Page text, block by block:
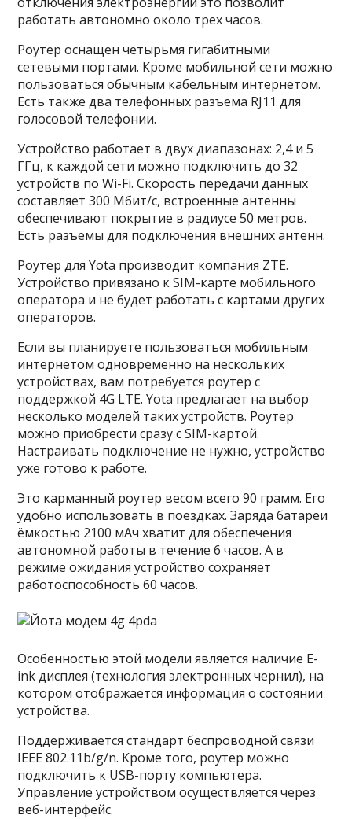
работать автономно около трех часов.
Роутер оснащен четырьмя гигабитными
сетевыми портами. Кроме мобильной сети можно
пользоваться обычным кабельным интернетом.
Есть также два телефонных разъема RJ11 для
голосовой телефонии.
Устройство работает в двух диапазонах: 2,4 и 5
ГГц, к каждой сети можно подключить до 32
устройств по Wi-Fi. Скорость передачи данных
составляет 300 Мбит/с, встроенные антенны
обеспечивают покрытие в радиусе 50 метров.
Есть разъемы для подключения внешних антенн.
Роутер для Yota производит компания ZTE.
Устройство привязано к SIM-карте мобильного
оператора и не будет работать с картами других
операторов.
Если вы планируете пользоваться мобильным
интернетом одновременно на нескольких
устройствах, вам потребуется роутер с
поддержкой 4G LTE. Yota предлагает на выбор
несколько моделей таких устройств. Роутер
можно приобрести сразу с SIM-картой.
Настраивать подключение не нужно, устройство
уже готово к работе.
Это карманный роутер весом всего 90 грамм. Его
удобно использовать в поездках. Заряда батареи
ёмкостью 2100 мАч хватит для обеспечения
автономной работы в течение 6 часов. А в
режиме ожидания устройство сохраняет
работоспособность 60 часов.
Особенностью этой модели является наличие E-
ink дисплея (технология электронных чернил), на
котором отображается информация о состоянии
устройства.
Поддерживается стандарт беспроводной связи
IEEE 802.11b/g/n. Кроме того, роутер можно
подключить к USB-порту компьютера.
Управление устройством осуществляется через
веб-интерфейс.